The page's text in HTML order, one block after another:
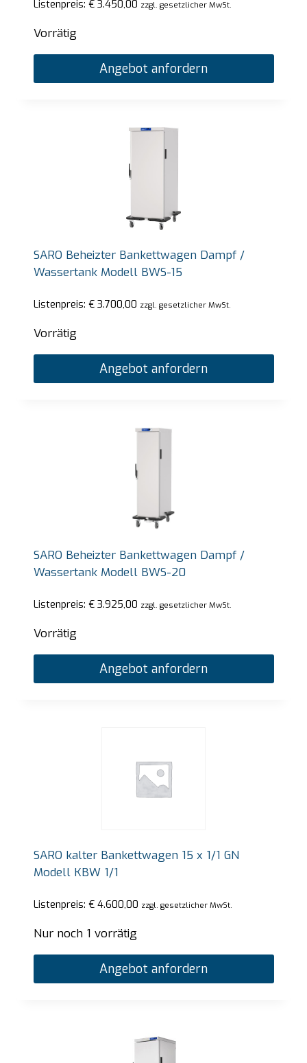
Listenpreis: €3.450,00 zzgl. gesetzlicher MwSt.
Vorrätig
Angebot anfordern
SARO Beheizter Bankettwagen Dampf /
Wassertank Modell BWS-15
Listenpreis: €3.700,00 zzgl. gesetzlicher MwSt.
Vorrätig
Angebot anfordern
SARO Beheizter Bankettwagen Dampf /
Wassertank Modell BWS-20
Listenpreis: €3.925,00 zzgl. gesetzlicher MwSt.
Vorrätig
Angebot anfordern
SARO kalter Bankettwagen 15 x 1/1 GN
Modell KBW 1/1
Listenpreis: €4.600,00 zzgl. gesetzlicher MwSt.
Nur noch 1 vorrätig
Angebot anfordern